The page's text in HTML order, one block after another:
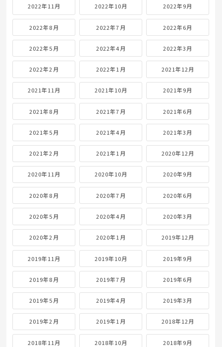
2022年11月 2022年10月 2022年9月
2022年8月 2022年7月 2022年6月
2022年5月 2022年4月 2022年3月
2022年2月 2022年1月 2021年12月
2021年11月 2021年10月 2021年9月
2021年8月 2021年7月 2021年6月
2021年5月 2021年4月 2021年3月
2021年2月 2021年1月 2020年12月
2020年11月 2020年10月 2020年9月
2020年8月 2020年7月 2020年6月
2020年5月 2020年4月 2020年3月
2020年2月 2020年1月 2019年12月
2019年11月 2019年10月 2019年9月
2019年8月 2019年7月 2019年6月
2019年5月 2019年4月 2019年3月
2019年2月 2019年1月 2018年12月
2018年11月 2018年10月 2018年9月